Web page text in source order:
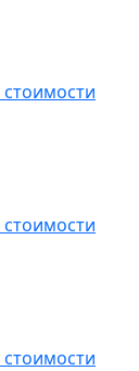
стоимости
стоимости
стоимости